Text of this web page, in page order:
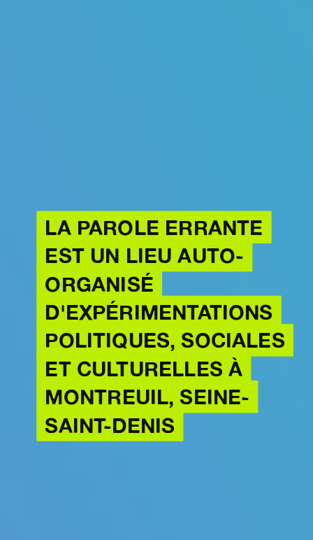
LA PAROLE ERRANTE
EST UN LIEU AUTO-
ORGANISÉ
D'EXPÉRIMENTATIONS
POLITIQUES, SOCIALES
ET CULTURELLES À
MONTREUIL, SEINE-
SAINT-DENIS